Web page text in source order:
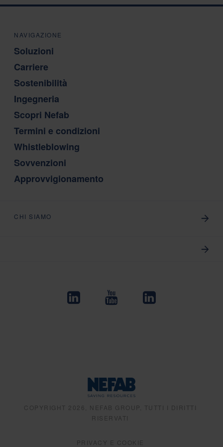
NAVIGAZIONE
Soluzioni
Carriere
Sostenibilità
Ingegneria
Scopri Nefab
Termini e condizioni
Whistleblowing
Sovvenzioni
Approvvigionamento
CHI SIAMO
COPYRIGHT 2026, NEFAB GROUP, TUTTI I DIRITTI
RISERVATI
PRIVACY E COOKIE